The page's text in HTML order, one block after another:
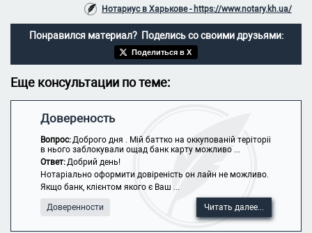
Нотариус в Харькове - https://www.notary.kh.ua/
Понравился материал? Поделись со своими друзьями:
Поделиться в X
Еще консультации по теме:
Довереность
Вопрос:Доброго дня . Мій баттко на оккупованій теріторіі
в нього заблокували ощад банк карту можливо ...
Ответ:Добрий день!
Нотаріально оформити довіреність он лайн не можливо.
Якщо банк, клієнтом якого є Ваш ...
Доверенности Читать далее...